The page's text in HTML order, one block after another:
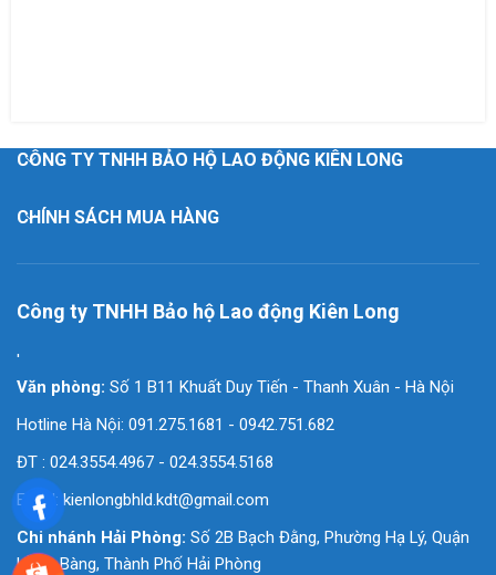
CÔNG TY TNHH BẢO HỘ LAO ĐỘNG KIÊN LONG
CHÍNH SÁCH MUA HÀNG
Công ty TNHH Bảo hộ Lao động Kiên Long
'
Văn phòng: Số 1 B11 Khuất Duy Tiến - Thanh Xuân - Hà Nội
Hotline Hà Nội: 091.275.1681 - 0942.751.682
ĐT : 024.3554.4967 - 024.3554.5168
Email: kienlongbhld.kdt@gmail.com
Chi nhánh Hải Phòng: Số 2B Bạch Đằng, Phường Hạ Lý, Quận
Hồng Bàng, Thành Phố Hải Phòng